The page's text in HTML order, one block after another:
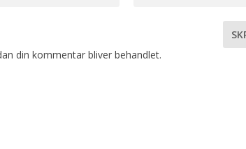
din kommentar bliver behandlet.